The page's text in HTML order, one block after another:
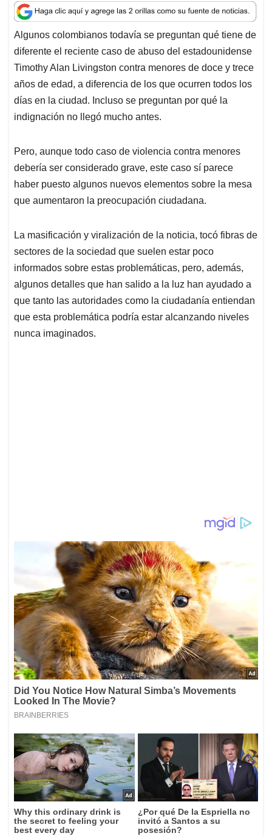
a
t
s
A
p
p
c
e
b
o
o
k
n
k
e
d
I
n
a
i
l
r
e
a
d
s
Algunos colombianos todavía se preguntan qué tiene de
diferente el reciente caso de abuso del estadounidense
Timothy Alan Livingston contra menores de doce y trece
años de edad, a diferencia de los que ocurren todos los
días en la ciudad. Incluso se preguntan por qué la
indignación no llegó mucho antes.
Pero, aunque todo caso de violencia contra menores
debería ser considerado grave, este caso sí parece
haber puesto algunos nuevos elementos sobre la mesa
que aumentaron la preocupación ciudadana.
La masificación y viralización de la noticia, tocó fibras de
sectores de la sociedad que suelen estar poco
informados sobre estas problemáticas, pero, además,
algunos detalles que han salido a la luz han ayudado a
que tanto las autoridades como la ciudadanía entiendan
que esta problemática podría estar alcanzando niveles
nunca imaginados.